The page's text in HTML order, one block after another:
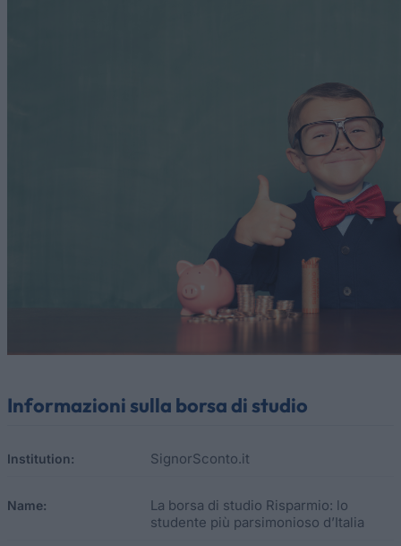
Informazioni sulla borsa di studio
Institution: SignorSconto.it
Name:
La borsa di studio Risparmio: lo
studente più parsimonioso d’Italia